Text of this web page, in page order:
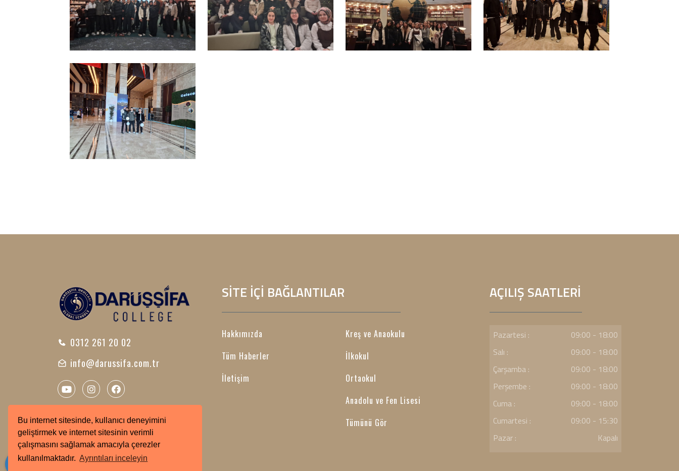
Bu internet sitesinde, kullanıcı deneyimini
geliştirmek ve internet sitesinin verimli
çalışmasını sağlamak amacıyla çerezler
kullanılmaktadır. Ayrıntıları inceleyin
0312 261 20 02
info@darussifa.com.tr
SİTE İÇİ BAĞLANTILAR
Hakkımızda
Tüm Haberler
İletişim
Kreş ve Anaokulu
İlkokul
Ortaokul
Anadolu ve Fen Lisesi
Tümünü Gör
AÇILIŞ SAATLERİ
Pazartesi :
09:00 - 18:00
Salı :
09:00 - 18:00
Çarşamba :
09:00 - 18:00
Perşembe :
09:00 - 18:00
Cuma :
09:00 - 18:00
Cumartesi :
09:00 - 15:30
Pazar :
Kapalı